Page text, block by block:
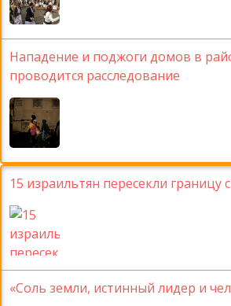
Нападение и поджоги домов в
проводится расследование
15 израильтян пересекли границу
«Соль земли, истинный лидер и